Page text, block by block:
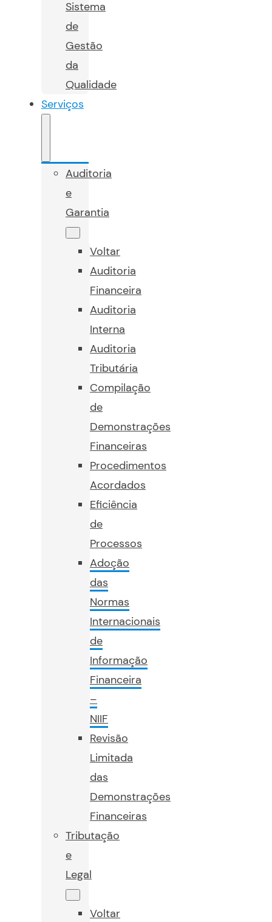
Sistema
de
Gestão
da
Qualidade
Serviços
Auditoria
e
Garantia
Voltar
Auditoria
Financeira
Auditoria
Interna
Auditoria
Tributária
Compilação
de
Demonstrações
Financeiras
Procedimentos
Acordados
Eficiência
de
Processos
Adoção
das
Normas
Internacionais
de
Informação
Financeira
–
NIIF
Revisão
Limitada
das
Demonstrações
Financeiras
Tributação
e
Legal
Voltar